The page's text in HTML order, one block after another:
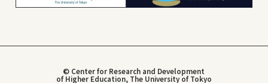
© Center for Research and Development
of Higher Education, The University of Tokyo